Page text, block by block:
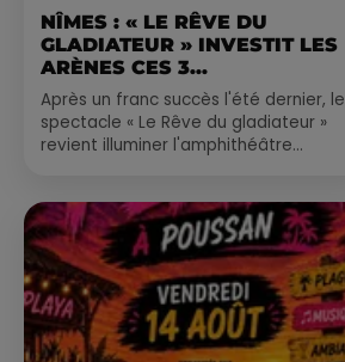
NÎMES : « LE RÊVE DU
GLADIATEUR » INVESTIT LES
ARÈNES CES 3...
Après un franc succès l'été dernier, le
spectacle « Le Rêve du gladiateur »
revient illuminer l'amphithéâtre